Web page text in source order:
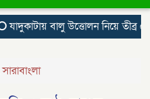
বালু উত্তোলন নিয়ে তীব্র
সারাবাংলা